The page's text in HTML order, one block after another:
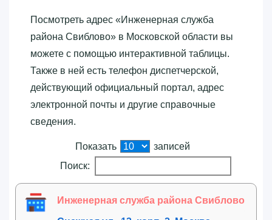
Посмотреть адрес «‎Инженерная служба
района Свиблово»‎ в Московской области вы
можете с помощью интерактивной таблицы.
Также в ней есть телефон диспетчерской,
действующий официальный портал, адрес
электронной почты и другие справочные
сведения.
Показать
записей
Поиск:
Инженерная служба района Свиблово